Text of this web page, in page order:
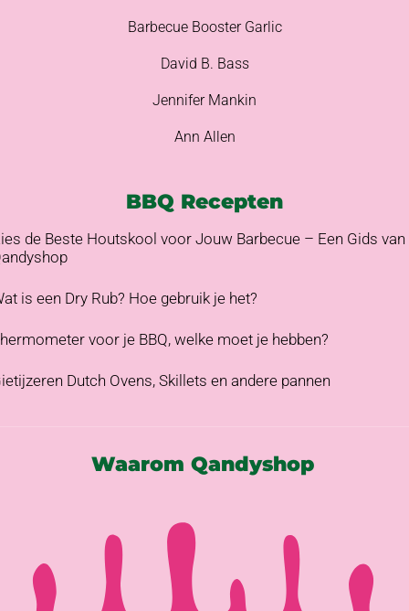
Barbecue Booster Garlic
David B. Bass
Jennifer Mankin
Ann Allen
BBQ Recepten
de Beste Houtskool voor Jouw Barbecue – Een Gids van
is een Dry Rub? Hoe gebruik je het?
voor je BBQ, welke moet je hebben?
Dutch Ovens, Skillets en andere pannen
Waarom Qandyshop